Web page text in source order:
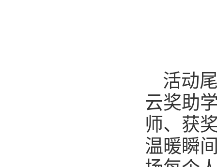
活动
云奖助
师、获
温暖瞬